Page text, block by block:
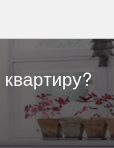
квартиру?